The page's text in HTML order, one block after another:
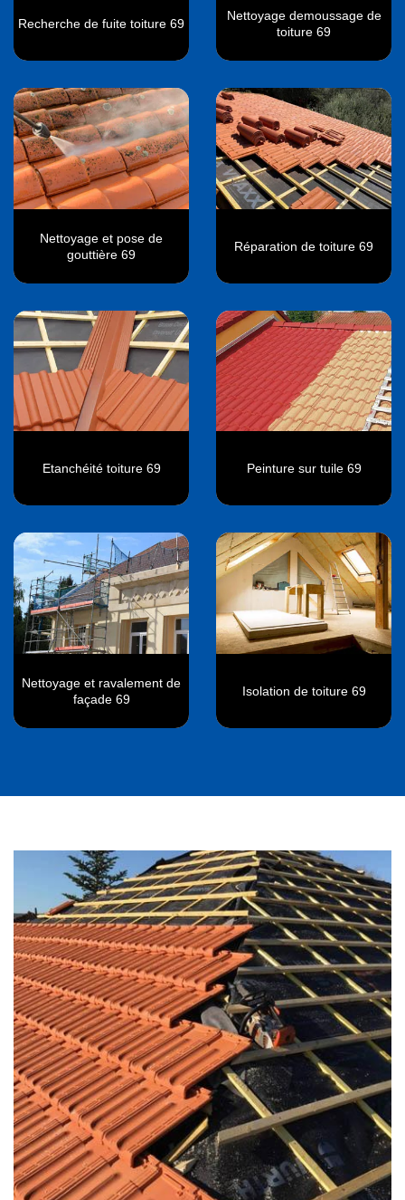
Recherche de fuite toiture 69
Nettoyage demoussage de
toiture 69
Nettoyage et pose de
gouttière 69
Réparation de toiture 69
Etanchéité toiture 69 Peinture sur tuile 69
Nettoyage et ravalement de
façade 69
Isolation de toiture 69